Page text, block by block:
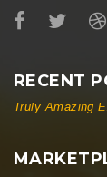
RECENT
Truly Amazing